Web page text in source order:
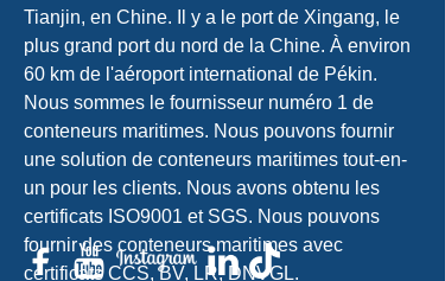
Tianjin, en Chine. Il y a le port de Xingang, le
plus grand port du nord de la Chine. À environ
60 km de l'aéroport international de Pékin.
Nous sommes le fournisseur numéro 1 de
conteneurs maritimes. Nous pouvons fournir
une solution de conteneurs maritimes tout-en-
un pour les clients. Nous avons obtenu les
certificats ISO9001 et SGS. Nous pouvons
fournir des conteneurs maritimes avec
certificats CCS, BV, LR, DNVGL.